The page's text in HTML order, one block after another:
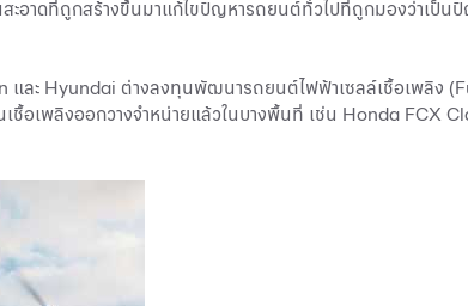
อาดที่ถูกสร้างขึ้นมาแก้ไขปัญหารถยนต์ทั่วไปที่ถูกมองว่าเป็น
และ Hyundai ต่างลงทุนพัฒนารถยนต์ไฟฟ้าเซลล์เชื้อเพลิง
เชื้อเพลิงออกวางจำหน่ายแล้วในบางพื้นที่ เช่น Honda